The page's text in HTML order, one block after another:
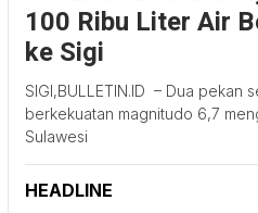
100 Ribu Liter Air
ke Sigi
SIGI,BULLETIN.ID – Dua pekan
berkekuatan magnitudo 6,7
Sulawesi
HEADLINE